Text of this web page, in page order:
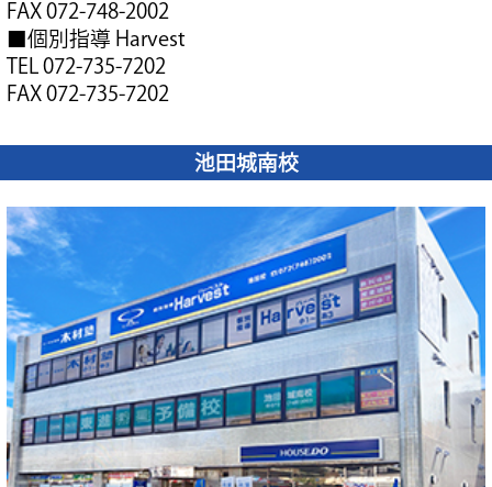
FAX 072-748-2002
■個別指導 Harvest
TEL 072-735-7202
FAX 072-735-7202
池田城南校